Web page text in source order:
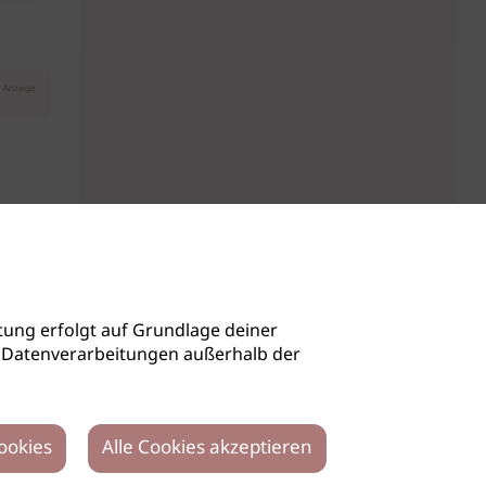
Anzeige
erfolgt auf Grundlage deiner
Datenverarbeitungen außerhalb der
Alle Cookies akzeptieren